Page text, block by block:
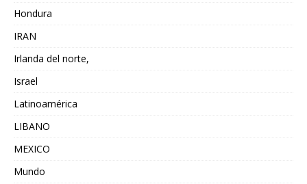
Hondura
IRAN
Irlanda del norte,
Israel
Latinoamérica
LIBANO
MEXICO
Mundo